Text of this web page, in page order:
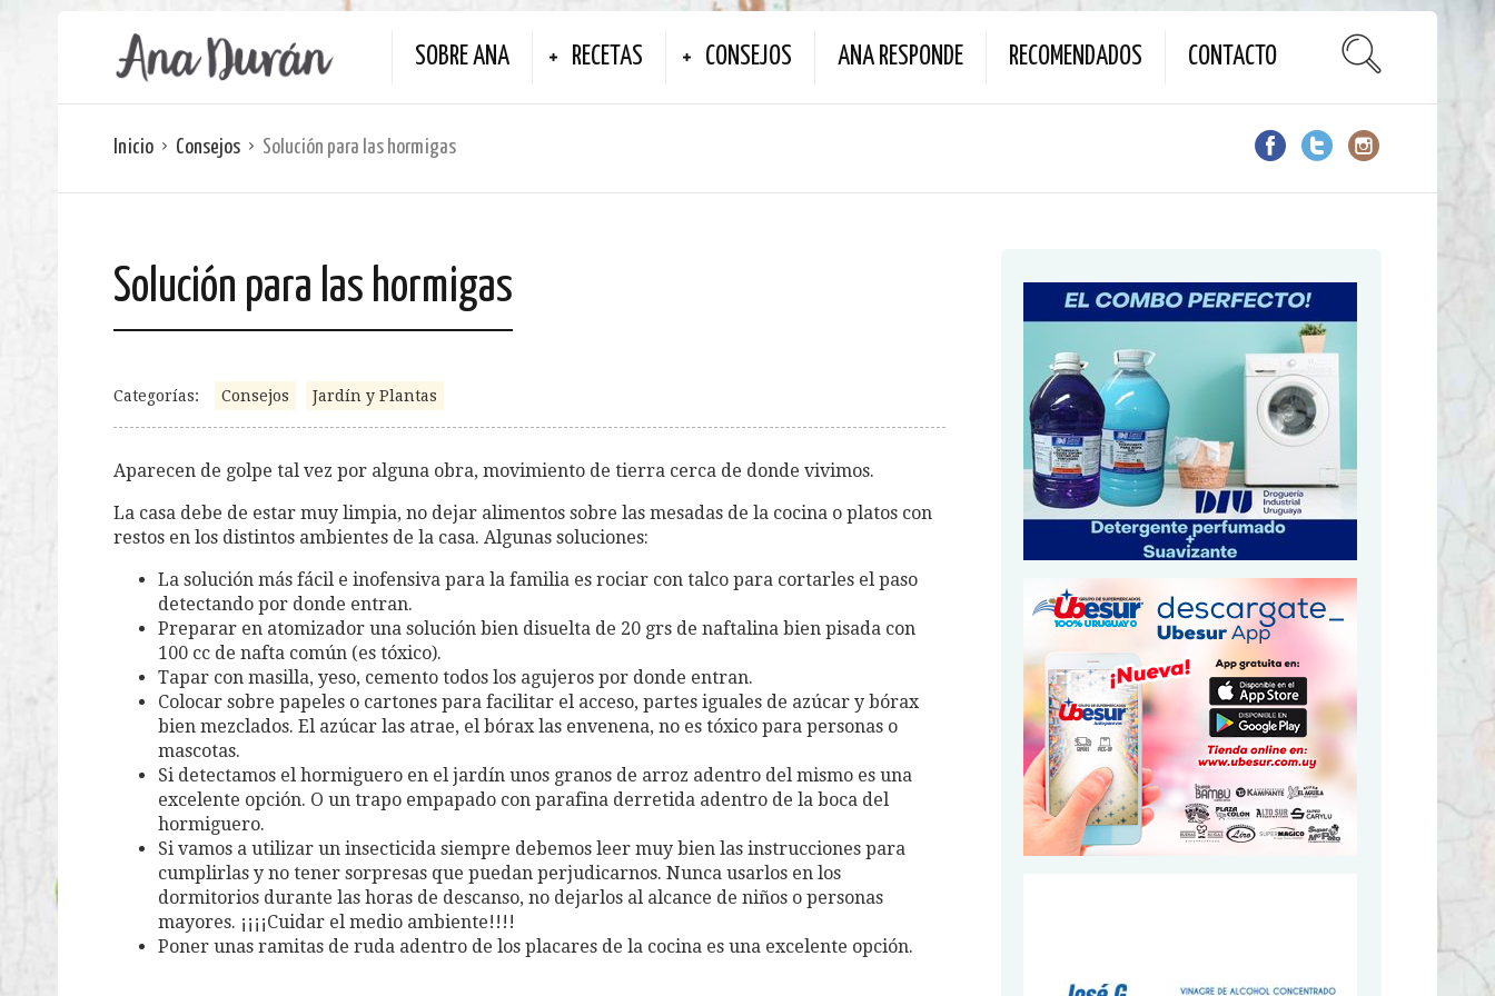
SOBRE ANA RECETAS CONSEJOS ANA RESPONDE RECOMENDADOS CONTACTO
Inicio Consejos Solución para las hormigas
Solución para las hormigas
Categorías: Consejos Jardín y Plantas
Aparecen de golpe tal vez por alguna obra, movimiento de tierra cerca de donde vivimos.
La casa debe de estar muy limpia, no dejar alimentos sobre las mesadas de la cocina o platos con
restos en los distintos ambientes de la casa. Algunas soluciones:
La solución más fácil e inofensiva para la familia es rociar con talco para cortarles el paso
detectando por donde entran.
Preparar en atomizador una solución bien disuelta de 20 grs de naftalina bien pisada con
100 cc de nafta común (es tóxico).
Tapar con masilla, yeso, cemento todos los agujeros por donde entran.
Colocar sobre papeles o cartones para facilitar el acceso, partes iguales de azúcar y bórax
bien mezclados. El azúcar las atrae, el bórax las envenena, no es tóxico para personas o
mascotas.
Si detectamos el hormiguero en el jardín unos granos de arroz adentro del mismo es una
excelente opción. O un trapo empapado con parafina derretida adentro de la boca del
hormiguero.
Si vamos a utilizar un insecticida siempre debemos leer muy bien las instrucciones para
cumplirlas y no tener sorpresas que puedan perjudicarnos. Nunca usarlos en los
dormitorios durante las horas de descanso, no dejarlos al alcance de niños o personas
mayores. ¡¡¡¡Cuidar el medio ambiente!!!!
Poner unas ramitas de ruda adentro de los placares de la cocina es una excelente opción.